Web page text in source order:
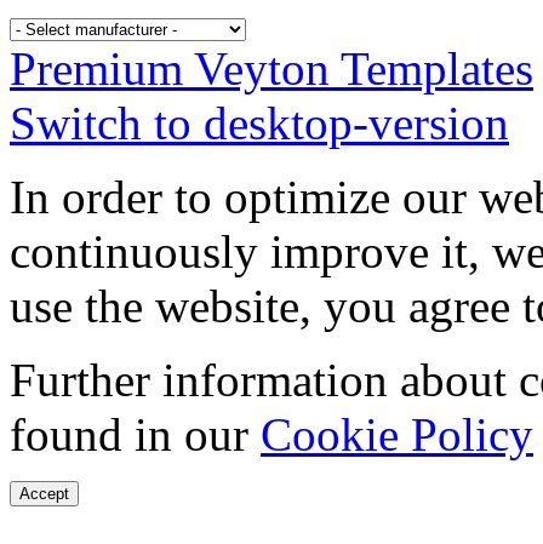
Premium Veyton Templates
Switch to desktop-version
In order to optimize our
continuously improve it,
use the website, you agree
Further information about
found in our Cookie Policy
Accept